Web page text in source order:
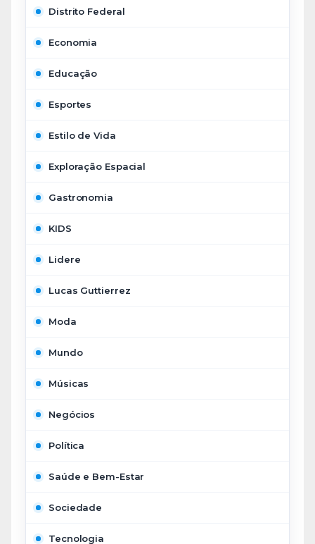
Distrito Federal
Economia
Educação
Esportes
Estilo de Vida
Exploração Espacial
Gastronomia
KIDS
Lidere
Lucas Guttierrez
Moda
Mundo
Músicas
Negócios
Política
Saúde e Bem-Estar
Sociedade
Tecnologia